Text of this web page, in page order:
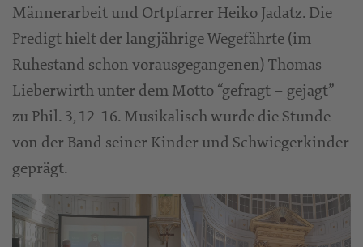
Männerarbeit und Ortpfarrer Heiko Jadatz. Die
Predigt hielt der langjährige Wegefährte (im
Ruhestand schon vorausgegangenen) Thomas
Lieberwirth unter dem Motto “gefragt – gejagt”
zu Phil. 3, 12-16. Musikalisch wurde die Stunde
von der Band seiner Kinder und Schwiegerkinder
geprägt.